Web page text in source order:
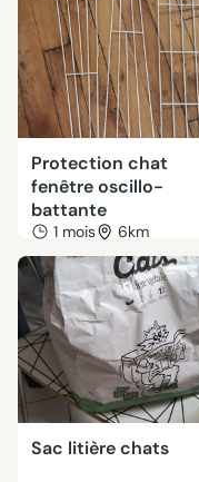
Protection chat
fenêtre oscillo-
battante
1 mois 6km
Sac litière chats